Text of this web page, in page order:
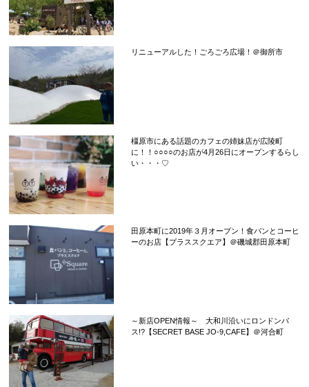
リニューアルした！ごろごろ広場！＠御所市
橿原市にある話題のカフェの姉妹店が広陵町
に！！○○○○のお店が4月26日にオープンするらし
い・・・♡
田原本町に2019年３月オープン！食パンとコーヒ
ーのお店【プラススクエア】＠磯城郡田原本町
～新店OPEN情報～ 大和川沿いにロンドンバ
ス!?【SECRET BASE JO-9,CAFE】＠河合町